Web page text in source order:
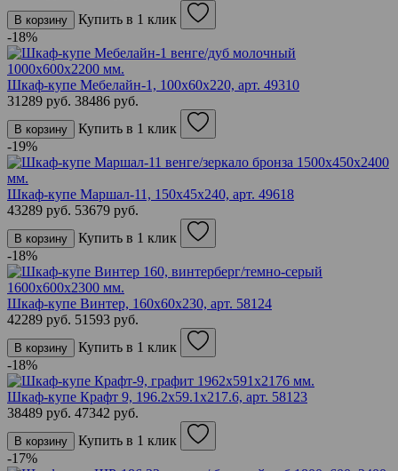
В корзину
Купить в 1 клик
-18%
Шкаф-купе Мебелайн-1, 100х60х220, арт. 49310
31289 руб. 38486 руб.
В корзину
Купить в 1 клик
-19%
Шкаф-купе Маршал-11, 150х45х240, арт. 49618
43289 руб. 53679 руб.
В корзину
Купить в 1 клик
-18%
Шкаф-купе Винтер, 160х60х230, арт. 58124
42289 руб. 51593 руб.
В корзину
Купить в 1 клик
-18%
Шкаф-купе Крафт 9, 196.2х59.1х217.6, арт. 58123
38489 руб. 47342 руб.
В корзину
Купить в 1 клик
-17%